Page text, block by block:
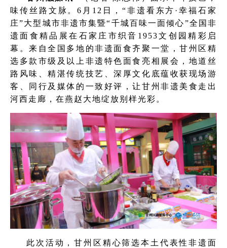
味传丝路文脉。6月12日，“非遗看东方·幸福石家
庄”大型城市非遗市集暨“千城百味一面倾心”全国非
遗面食精品展在石家庄市织音1953文创园精彩启
幕。来自全国多地的非遗面食齐聚一堂，甘州区精
选多款市级及以上非遗特色面食亮相展会，地道丝
路风味、精湛传统技艺、深厚文化底蕴收获现场游
客、同行及媒体的一致好评，让甘州非遗美食走出
河西走廊，在燕赵大地绽放别样光彩。
此次活动，甘州区精心筛选本土代表性非遗面